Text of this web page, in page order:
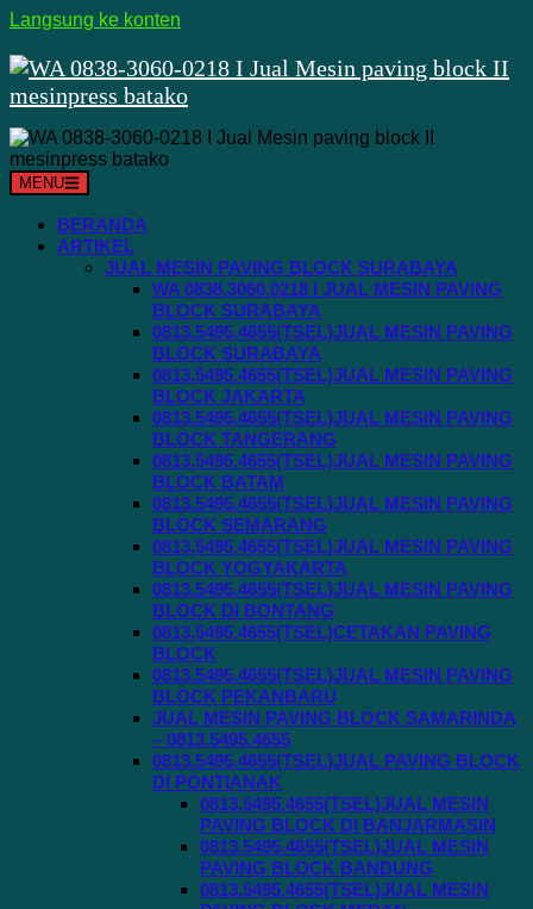
Langsung ke konten
MENU
BERANDA
ARTIKEL
JUAL MESIN PAVING BLOCK SURABAYA
WA 0838.3060.0218 I JUAL MESIN PAVING
BLOCK SURABAYA
0813.5495.4655(TSEL)JUAL MESIN PAVING
BLOCK SURABAYA
0813.5495.4655(TSEL)JUAL MESIN PAVING
BLOCK JAKARTA
0813.5495.4655(TSEL)JUAL MESIN PAVING
BLOCK TANGERANG
0813.5495.4655(TSEL)JUAL MESIN PAVING
BLOCK BATAM
0813.5495.4655(TSEL)JUAL MESIN PAVING
BLOCK SEMARANG
0813.5495.4655(TSEL)JUAL MESIN PAVING
BLOCK YOGYAKARTA
0813.5495.4655(TSEL)JUAL MESIN PAVING
BLOCK DI BONTANG
0813.5495.4655(TSEL)CETAKAN PAVING
BLOCK
0813.5495.4655(TSEL)JUAL MESIN PAVING
BLOCK PEKANBARU
JUAL MESIN PAVING BLOCK SAMARINDA
– 0813.5495.4655
0813.5495.4655(TSEL)JUAL PAVING BLOCK
DI PONTIANAK
0813.5495.4655(TSEL)JUAL MESIN
PAVING BLOCK DI BANJARMASIN
0813.5495.4655(TSEL)JUAL MESIN
PAVING BLOCK BANDUNG
0813.5495.4655(TSEL)JUAL MESIN